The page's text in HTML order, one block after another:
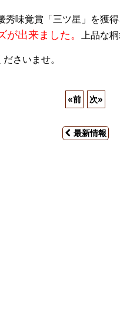
味覚賞「三ツ星」を獲得
出来ました。 上品な桐
さいませ。
«前 次»
最新情報